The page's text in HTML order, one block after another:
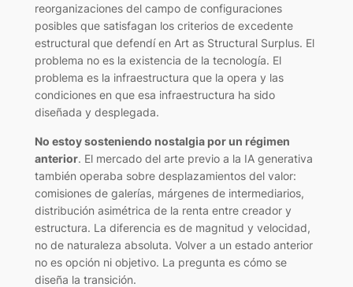
reorganizaciones del campo de configuraciones
posibles que satisfagan los criterios de excedente
estructural que defendí en Art as Structural Surplus. El
problema no es la existencia de la tecnología. El
problema es la infraestructura que la opera y las
condiciones en que esa infraestructura ha sido
diseñada y desplegada.
No estoy sosteniendo nostalgia por un régimen
anterior. El mercado del arte previo a la IA generativa
también operaba sobre desplazamientos del valor:
comisiones de galerías, márgenes de intermediarios,
distribución asimétrica de la renta entre creador y
estructura. La diferencia es de magnitud y velocidad,
no de naturaleza absoluta. Volver a un estado anterior
no es opción ni objetivo. La pregunta es cómo se
diseña la transición.